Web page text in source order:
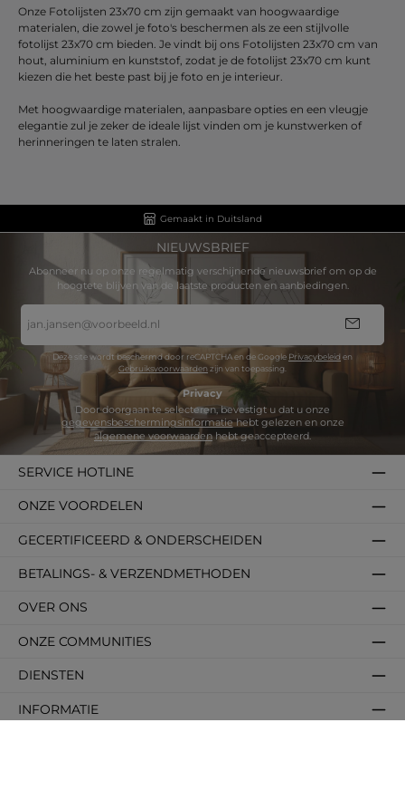
Onze Fotolijsten 23x70 cm zijn gemaakt van hoogwaardige
materialen, die zowel je foto's beschermen als ze een stijlvolle
fotolijst 23x70 cm bieden. Je vindt bij ons Fotolijsten 23x70 cm van
hout, aluminium en kunststof, zodat je de fotolijst 23x70 cm kunt
kiezen die het beste past bij je foto en je interieur.
Met hoogwaardige materialen, aanpasbare opties en een vleugje
elegantie zul je zeker de ideale lijst vinden om je kunstwerken of
herinneringen te laten stralen.
Gemaakt in Duitsland
NIEUWSBRIEF
Abonneer nu op onze regelmatig verschijnende nieuwsbrief om op de
hoogtete blijven van de laatste producten en aanbiedingen.
E-
mailadres
*
Deze site wordt beschermd door reCAPTCHA en de Google Privacybeleid en
Gebruiksvoorwaarden zijn van toepassing.
Privacy
gegevensbeschermingsinformatie
algemene voorwaardenhebt geaccepteerd.
SERVICE HOTLINE
DIENSTEN
INFORMATIE
BETALINGS- & VERZENDMETHODEN
OVER ONS
GECERTIFICEERD & ONDERSCHEIDEN
ONZE VOORDELEN
ONZE COMMUNITIES